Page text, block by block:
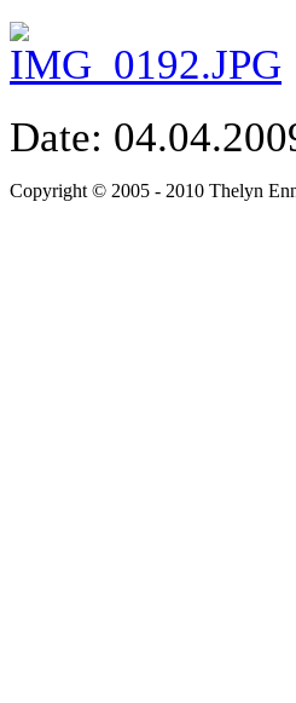
Date:
Copyright © 2005 - 2010 Thelyn